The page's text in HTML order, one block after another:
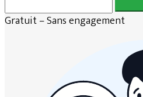
Gratuit – Sans engagement